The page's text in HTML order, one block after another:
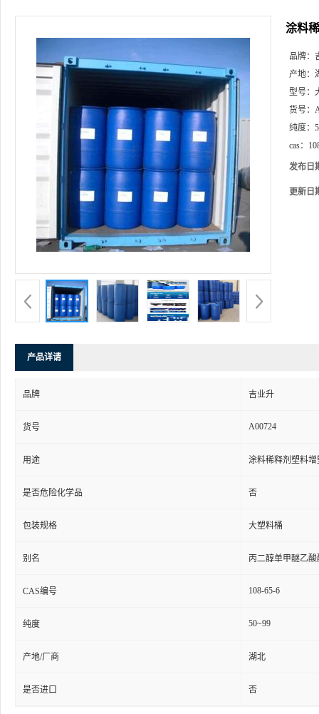
涂料
品牌：
产地：
型号：
货号：
纯度：
cas：
发布日
更新日
产品详请
品牌 吉业升
货号 A00724
用途 涂料稀释剂塑料
是否危险化学品 否
包装规格 大塑料桶
别名 丙二醇单甲醚乙酸
CAS编号 108-65-6
纯度 50~99
产地/厂商 湖北
是否进口 否